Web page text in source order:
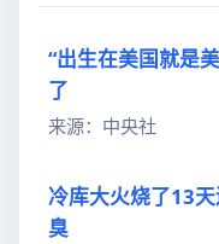
“出生在美国就是
了
来源：中央社
冷库大火烧了13
臭